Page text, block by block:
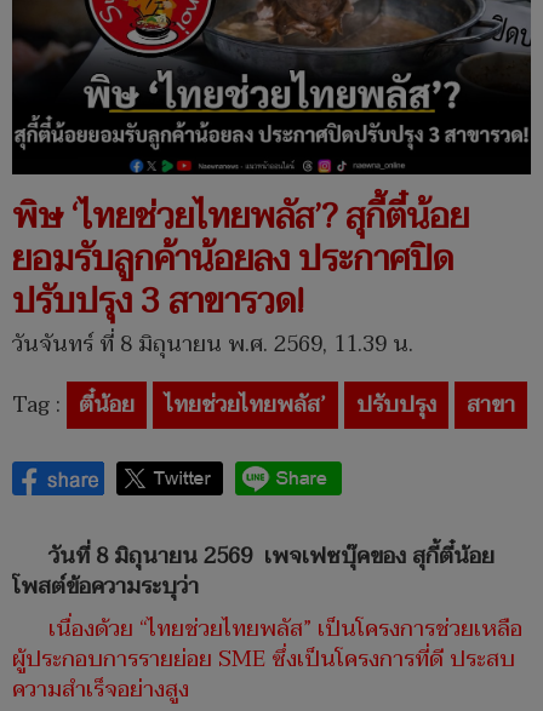
พิษ ‘ไทยช่วยไทยพลัส’? สุกี้ตี๋น้อย
ยอมรับลูกค้าน้อยลง ประกาศปิด
ปรับปรุง 3 สาขารวด!
วันจันทร์ ที่ 8 มิถุนายน พ.ศ. 2569, 11.39 น.
Tag : ตี๋น้อย ไทยช่วยไทยพลัส’ ปรับปรุง สาขา
วันที่ 8 มิถุนายน 2569 เพจเฟซบุ๊คของ สุกี้ตี๋น้อย
โพสต์ข้อความระบุว่า
เนื่องด้วย “ไทยช่วยไทยพลัส” เป็นโครงการช่วยเหลือ
ผู้ประกอบการรายย่อย SME ซึ่งเป็นโครงการที่ดี ประสบ
ความสำเร็จอย่างสูง